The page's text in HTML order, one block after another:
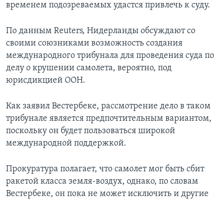
временем подозреваемых удастся привлечь к суду.
По данным Reuters, Нидерланды обсуждают со
своими союзниками возможность создания
международного трибунала для проведения суда по
делу о крушении самолета, вероятно, под
юрисдикцией ООН.
Как заявил Вестербеке, рассмотрение дело в таком
трибунале является предпочтительным вариантом,
поскольку он будет пользоваться широкой
международной поддержкой.
Прокуратура полагает, что самолет мог быть сбит
ракетой класса земля-воздух, однако, по словам
Вестербеке, он пока не может исключить и другие